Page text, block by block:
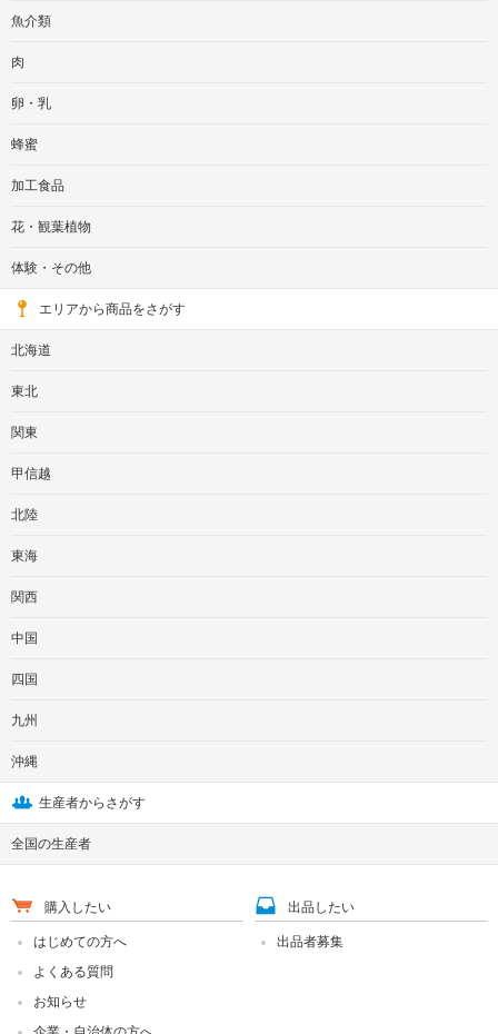
魚介類
肉
卵・乳
蜂蜜
加工食品
花・観葉植物
体験・その他
エリアから商品をさがす
北海道
東北
関東
甲信越
北陸
東海
関西
中国
四国
九州
沖縄
生産者からさがす
全国の生産者
購入したい
はじめての方へ
よくある質問
お知らせ
出品したい
出品者募集